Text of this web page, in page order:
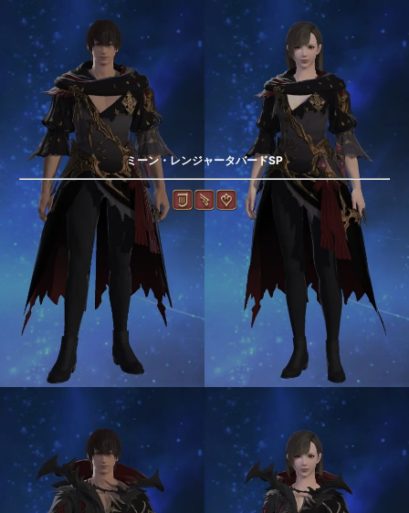
ミーン・レンジャータバードSP